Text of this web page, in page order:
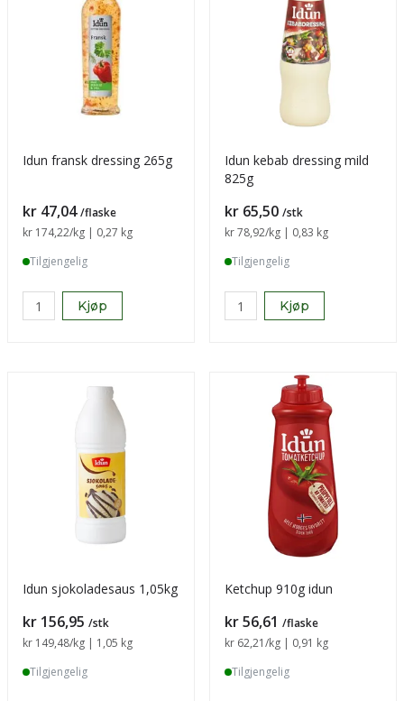
Idun fransk dressing 265g
Pris
kr 47,04 /flaske
Sammenligning pris
kr 174,22/kg | 0,27 kg
Tilgjengelig
Kjøp
Idun kebab dressing mild
825g
Pris
kr 65,50 /stk
Sammenligning pris
kr 78,92/kg | 0,83 kg
Tilgjengelig
Kjøp
Idun sjokoladesaus 1,05kg
Pris
kr 156,95 /stk
Sammenligning pris
kr 149,48/kg | 1,05 kg
Tilgjengelig
Ketchup 910g idun
Pris
kr 56,61 /flaske
Sammenligning pris
kr 62,21/kg | 0,91 kg
Tilgjengelig